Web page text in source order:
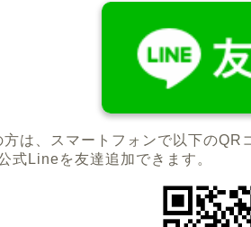
方は、スマートフォンで以下の
式Lineを友達追加できます。